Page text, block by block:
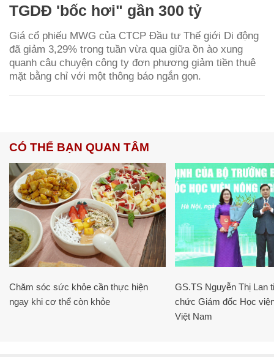
TGDĐ 'bốc hơi" gần 300 tỷ
Giá cổ phiếu MWG của CTCP Đầu tư Thế giới Di động
đã giảm 3,29% trong tuần vừa qua giữa ồn ào xung
quanh câu chuyện công ty đơn phương giảm tiền thuê
mặt bằng chỉ với một thông báo ngắn gọn.
CÓ THỂ BẠN QUAN TÂM
Chăm sóc sức khỏe cần thực hiện
ngay khi cơ thể còn khỏe
GS.TS Nguyễn Thị Lan
chức Giám đốc Học
Việt Nam